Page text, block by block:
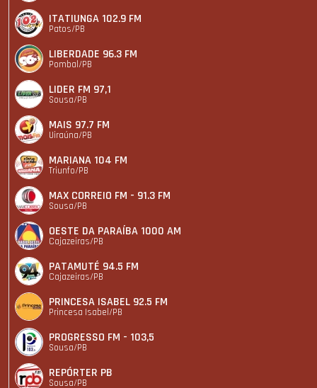
ITATIUNGA 102.9 FM
Patos/PB
LIBERDADE 96.3 FM
Pombal/PB
LIDER FM 97,1
Sousa/PB
MAIS 97.7 FM
Uiraúna/PB
MARIANA 104 FM
Triunfo/PB
MAX CORREIO FM - 91.3 FM
Sousa/PB
OESTE DA PARAÍBA 1000 AM
Cajazeiras/PB
PATAMUTÉ 94.5 FM
Cajazeiras/PB
PRINCESA ISABEL 92.5 FM
Princesa Isabel/PB
PROGRESSO FM - 103,5
Sousa/PB
REPÓRTER PB
Sousa/PB